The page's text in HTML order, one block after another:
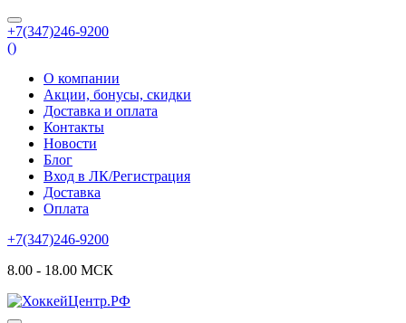
+7(347)246-9200
()
О компании
Акции, бонусы, скидки
Доставка и оплата
Контакты
Новости
Блог
Вход в ЛК/Регистрация
Доставка
Оплата
+7(347)246-9200
8.00 - 18.00 МСК